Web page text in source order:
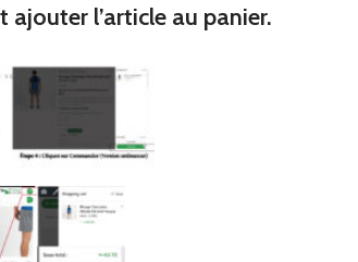
l’article au panier.